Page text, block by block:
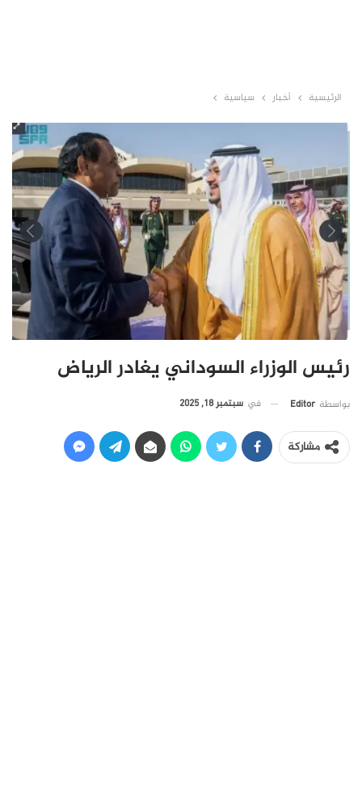
الرئيسية أخبار سياسية
رئيس الوزراء السوداني يغادر الرياض
بواسطة Editor في سبتمبر 18, 2025
مشاركة